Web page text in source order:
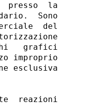
presso  la
Sono
del
grafici
improprio
esclusiva
reazioni